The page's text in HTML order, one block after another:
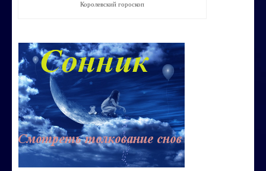
Королевский гороскоп